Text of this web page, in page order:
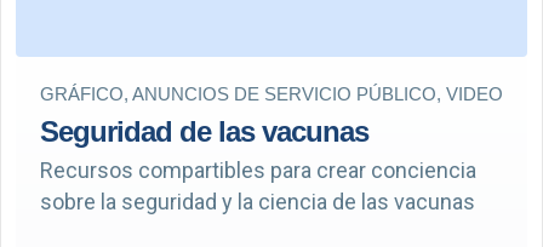
GRÁFICO, ANUNCIOS DE SERVICIO PÚBLICO, VIDEO
Seguridad de las vacunas
Recursos compartibles para crear conciencia
sobre la seguridad y la ciencia de las vacunas